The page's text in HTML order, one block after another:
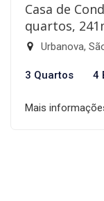
Casa de
quartos,
Urbanova,
3 Quartos 4
Mais